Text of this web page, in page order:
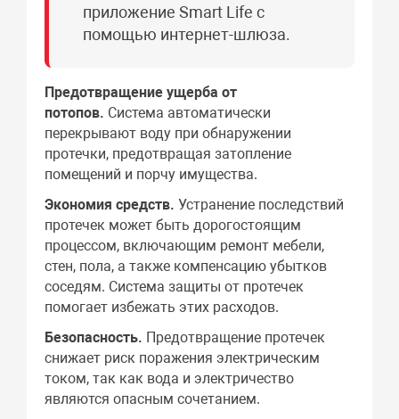
приложение Smart Life с
помощью интернет-шлюза.
Предотвращение ущерба от
потопов. Система автоматически
перекрывают воду при обнаружении
протечки, предотвращая затопление
помещений и порчу имущества.
Экономия средств. Устранение последствий
протечек может быть дорогостоящим
процессом, включающим ремонт мебели,
стен, пола, а также компенсацию убытков
соседям. Система защиты от протечек
помогает избежать этих расходов.
Безопасность. Предотвращение протечек
снижает риск поражения электрическим
током, так как вода и электричество
являются опасным сочетанием.